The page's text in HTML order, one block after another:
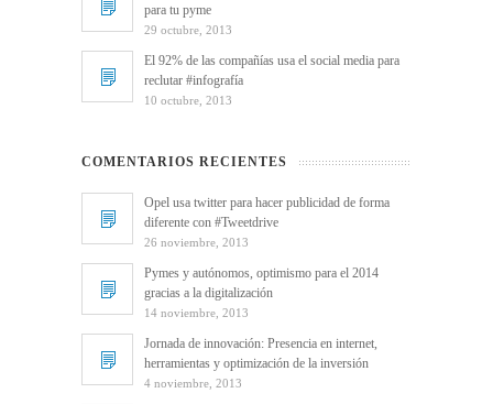
para tu pyme
29 octubre, 2013
El 92% de las compañías usa el social media para
reclutar #infografía
10 octubre, 2013
COMENTARIOS RECIENTES
Opel usa twitter para hacer publicidad de forma
diferente con #Tweetdrive
26 noviembre, 2013
Pymes y autónomos, optimismo para el 2014
gracias a la digitalización
14 noviembre, 2013
Jornada de innovación: Presencia en internet,
herramientas y optimización de la inversión
4 noviembre, 2013